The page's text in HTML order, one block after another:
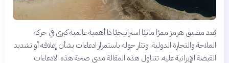
يُعد مضيق هرمز ممرًا مائيًا استراتيجيًا ذا أهمية عالمية كبرى في حركة
الملاحة والتجارة الدولية، وتثار حوله باستمرار ادعاءات بشأن إغلاقه أو تشديد
القبضة الإيرانية عليه. تتناول هذه المقالة مدى صحة هذه الادعاءات.